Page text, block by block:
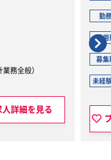
茨城県水
正社員
会計事
未経験可
ブックマーク